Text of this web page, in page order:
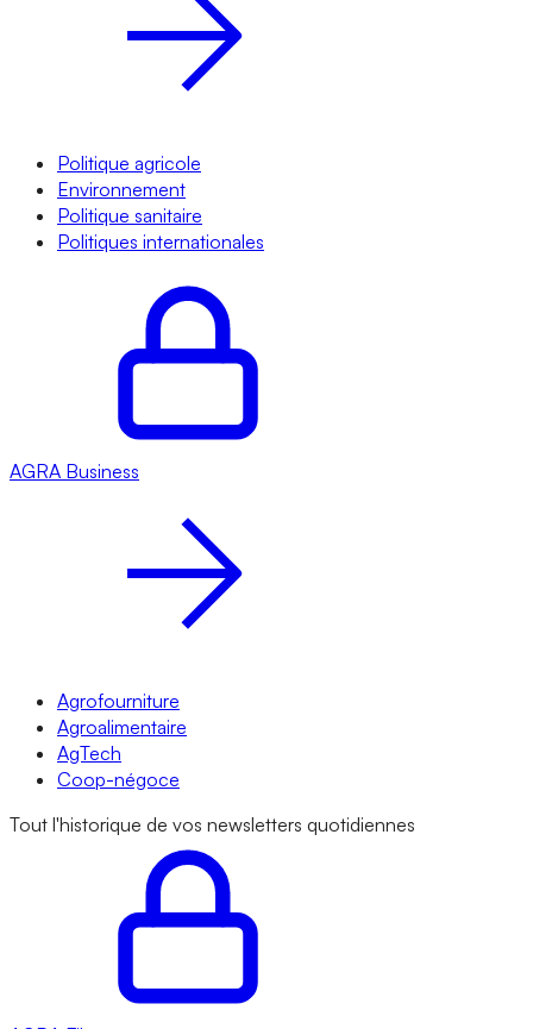
Politique agricole
Environnement
Politique sanitaire
Politiques internationales
AGRA Business
Agrofourniture
Agroalimentaire
AgTech
Coop-négoce
Tout l'historique de vos newsletters quotidiennes